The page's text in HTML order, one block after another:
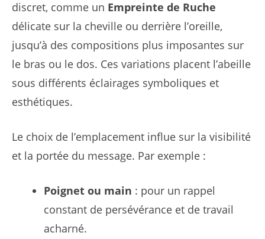
discret, comme un Empreinte de Ruche
délicate sur la cheville ou derrière l’oreille,
jusqu’à des compositions plus imposantes sur
le bras ou le dos. Ces variations placent l’abeille
sous différents éclairages symboliques et
esthétiques.
Le choix de l’emplacement influe sur la visibilité
et la portée du message. Par exemple :
Poignet ou main : pour un rappel
constant de persévérance et de travail
acharné.